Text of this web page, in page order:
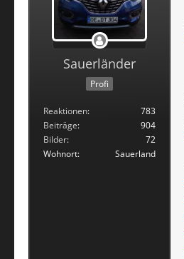
Sauerländer
Profi
Reaktionen
783
Beiträge
904
Bilder
72
Wohnort
Sauerland